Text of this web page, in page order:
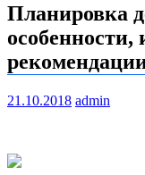
Планировка
особенности,
21.10.2018 admin